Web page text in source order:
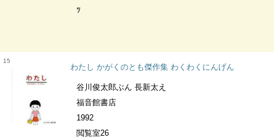
ﾂ
15
わたし かがくのとも傑作集 わくわくにんげん
谷川俊太郎ぶん 長新太え
福音館書店
1992
閲覧室26